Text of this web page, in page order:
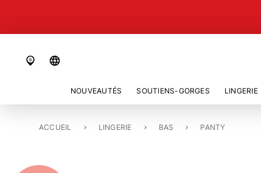
language
NOUVEAUTÉS SOUTIENS-GORGES LINGERIE
ACCUEIL LINGERIE BAS PANTY
PANTY «LEXA»